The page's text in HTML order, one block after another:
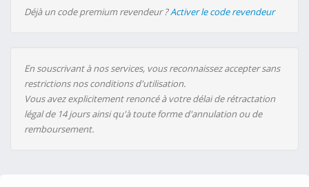
Déjà un code premium revendeur ?Activer le code revendeur
En souscrivant à nos services, vous reconnaissez accepter sans
restrictions nos conditions d'utilisation.
Vous avez explicitement renoncé à votre délai de rétractation
légal de 14 jours ainsi qu'à toute forme d'annulation ou de
remboursement.